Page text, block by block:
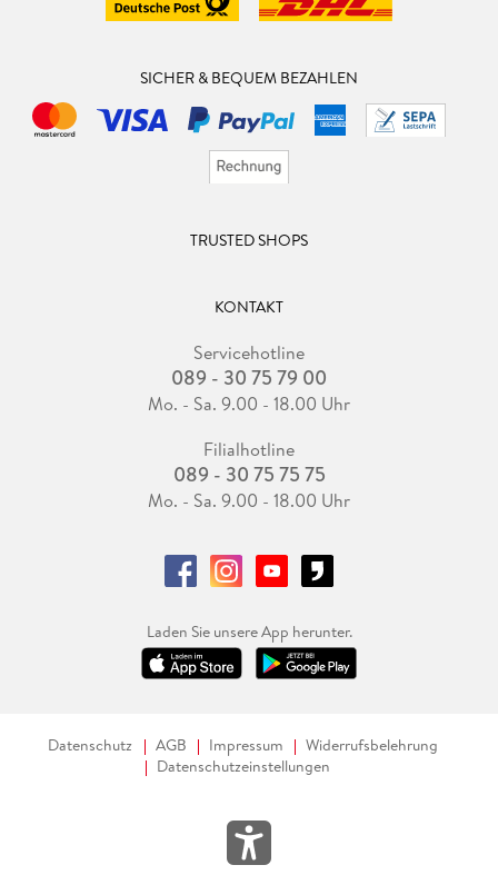
SICHER & BEQUEM BEZAHLEN
TRUSTED SHOPS
KONTAKT
Servicehotline
089 - 30 75 79 00
Mo. - Sa. 9.00 - 18.00 Uhr
Filialhotline
089 - 30 75 75 75
Mo. - Sa. 9.00 - 18.00 Uhr
Laden Sie unsere App herunter.
Datenschutz AGB Impressum
Widerrufsbelehrung
Datenschutzeinstellungen